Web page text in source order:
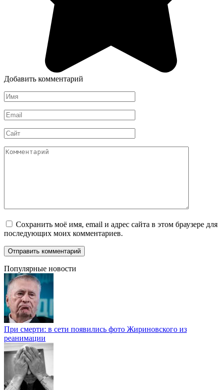
Добавить комментарий
Имя
*
Email
*
Сайт
Комментарий
Сохранить моё имя, email и адрес сайта в этом браузере для
последующих моих комментариев.
Популярные новости
При смерти: в сети появились фото Жириновского из
реанимации